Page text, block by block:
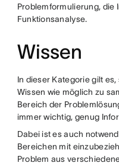
Problemformulierung, die
Funktionsanalyse.
Wissen
In dieser Kategorie gilt
Wissen wie möglich zu
Bereich der
immer wichtig, genug
Dabei ist es auch
Bereichen mit
Problem aus